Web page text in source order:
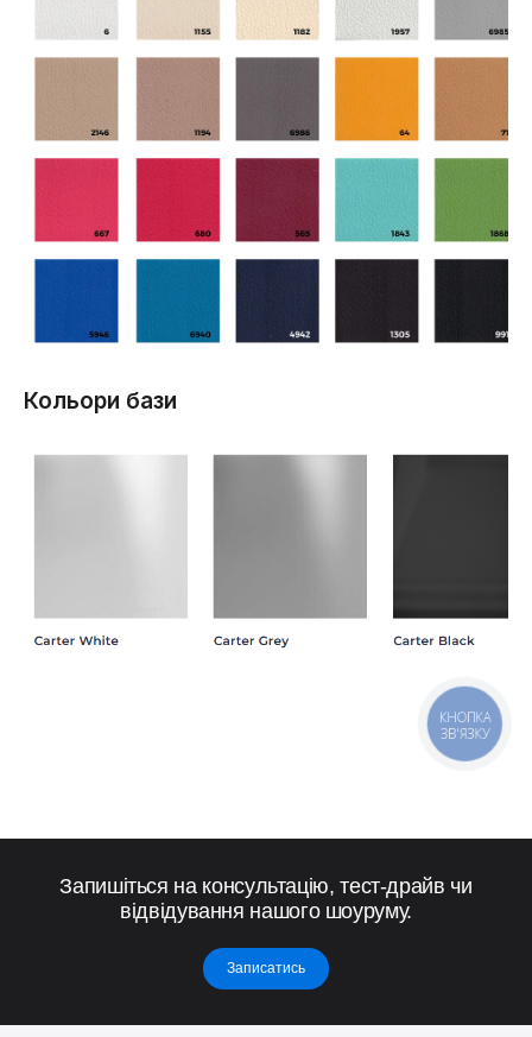
Кольори бази
Запишіться на консультацію, тест-драйв чи
відвідування нашого шоуруму.
Записатись
КНОПКА
ЗВ'ЯЗКУ